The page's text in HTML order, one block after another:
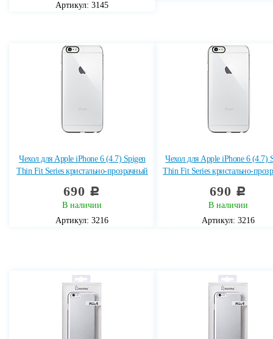
Артикул: 3145
Чехол для Apple iPhone 6 (4.7) Spigen
Thin Fit Series кристально-прозрачный
690 c
В наличии
Артикул: 3216
Чехол для Apple iPhone 6 (4.7)
Thin Fit Series кристально-
690 c
В наличии
Артикул: 3216